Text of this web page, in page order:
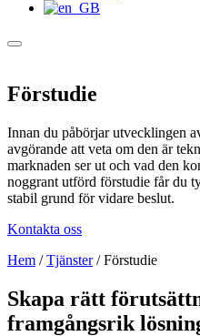
Förstudie
Innan du påbörjar utvecklingen
avgörande att veta om den är
marknaden ser ut och vad den
noggrant utförd förstudie får du
stabil grund för vidare beslut.
Kontakta oss
Hem /Tjänster/Förstudie
Skapa rätt
framgångsrik